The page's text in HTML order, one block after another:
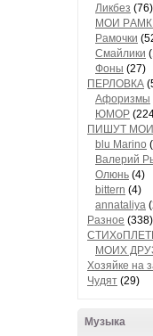
Ликбез (76)
МОИ
Рaмочки
Смaйлики
Фоны (27)
ПЕРЛОВКА
Aфоризмы
ЮМОР
ПИШУТ МОИ
blu Marino
Валерий
Олюнь (4)
bittern (4)
annataliya
Разное (338)
МОИХ
Хозяйке на
Чудят (29)
Музыка